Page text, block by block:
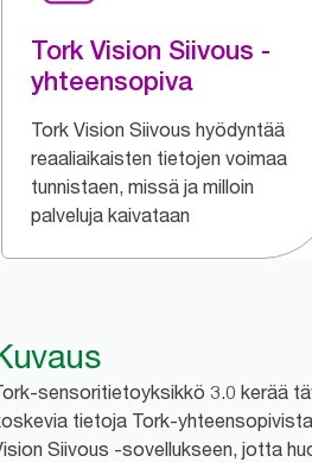
Tork Vision Siivous -
yhteensopiva
Tork Vision Siivous hyödyntää
reaaliaikaisten tietojen voimaa
tunnistaen, missä ja milloin
palveluja kaivataan
sensoritietoyksikkö 3.0 kerää
tietoja Tork-
Siivous -sovellukseen, jotta